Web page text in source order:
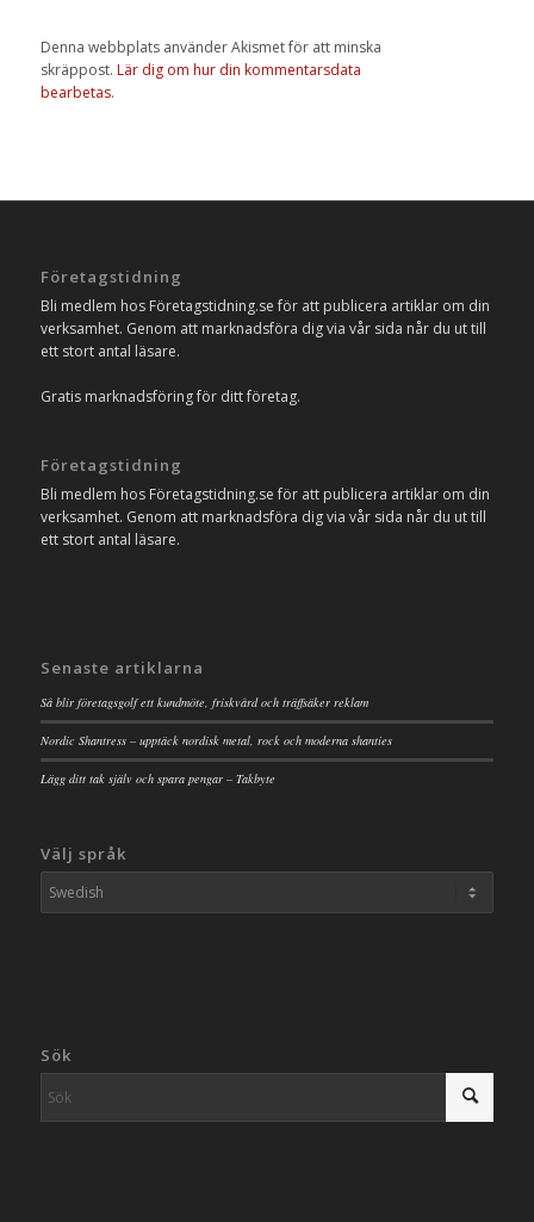
Denna webbplats använder Akismet för att minska
skräppost. Lär dig om hur din kommentarsdata
bearbetas.
Företagstidning
Bli medlem hos Företagstidning.se för att publicera artiklar om din
verksamhet. Genom att marknadsföra dig via vår sida når du ut till
ett stort antal läsare.
Gratis marknadsföring för ditt företag.
Företagstidning
Bli medlem hos Företagstidning.se för att publicera artiklar om din
verksamhet. Genom att marknadsföra dig via vår sida når du ut till
ett stort antal läsare.
Senaste artiklarna
Så blir företagsgolf ett kundmöte, friskvård och träffsäker reklam
Nordic Shantress – upptäck nordisk metal, rock och moderna shanties
Lägg ditt tak själv och spara pengar – Takbyte
Välj språk
Sök